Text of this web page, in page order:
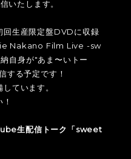
いたします。
回生産限定盤DVDに収録
Nakano Film Live -sw
自身が"あま〜いトー
する予定です！
ています。
生配信トーク「sweet